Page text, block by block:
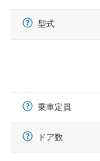
型式
乗車定員
ドア数